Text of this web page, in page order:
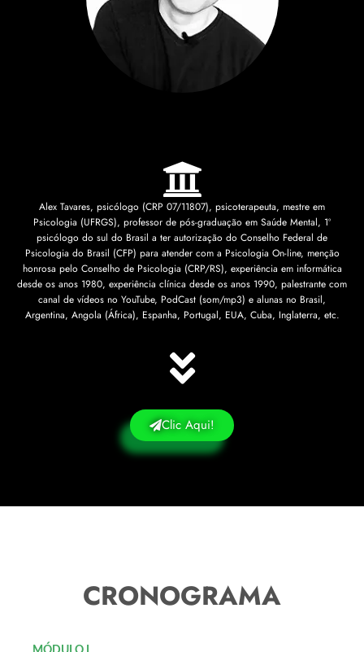
Alex Tavares, psicólogo (CRP 07/11807), psicoterapeuta, mestre em
Psicologia (UFRGS), professor de pós-graduação em Saúde Mental, 1º
psicólogo do sul do Brasil a ter autorização do Conselho Federal de
Psicologia do Brasil (CFP) para atender com a Psicologia On-line, menção
honrosa pelo Conselho de Psicologia (CRP/RS), experiência em informática
desde os anos 1980, experiência clínica desde os anos 1990, palestrante com
canal de vídeos no YouTube, PodCast (som/mp3) e alunas no Brasil,
Argentina, Angola (África), Espanha, Portugal, EUA, Cuba, Inglaterra, etc.
Clic Aqui!
CRONOGRAMA